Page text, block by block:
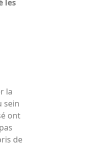
les
la
sein
ont
de